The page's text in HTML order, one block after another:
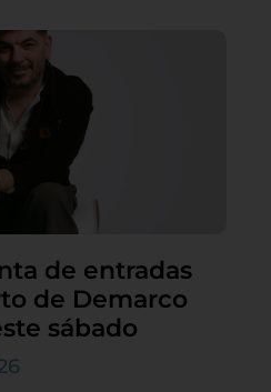
de entradas
de Demarco
sábado